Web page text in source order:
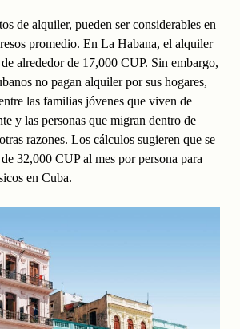
de alquiler, pueden ser considerables en
promedio. En La Habana, el alquiler
alrededor de 17,000 CUP. Sin embargo,
no pagan alquiler por sus hogares,
las familias jóvenes que viven de
y las personas que migran dentro de
razones. Los cálculos sugieren que se
32,000 CUP al mes por persona para
en Cuba.